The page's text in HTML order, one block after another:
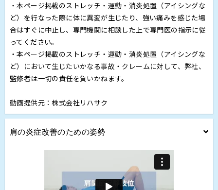
・本ページ掲載のストレッチ・運動・消炎処置（アイシングな
ど）を行なった際に体に異変が生じたり、強い痛みを感じた場
合はすぐに中止し、専門機関に相談した上で専門医の指示に従
ってください。
・本ページ掲載のストレッチ・運動・消炎処置（アイシングな
ど）において生じたいかなる事故・クレームに対して、弊社、
監修者は一切の責任を負いかねます。
動画提供元：株式会社リハサク
肩の炎症改善のための姿勢